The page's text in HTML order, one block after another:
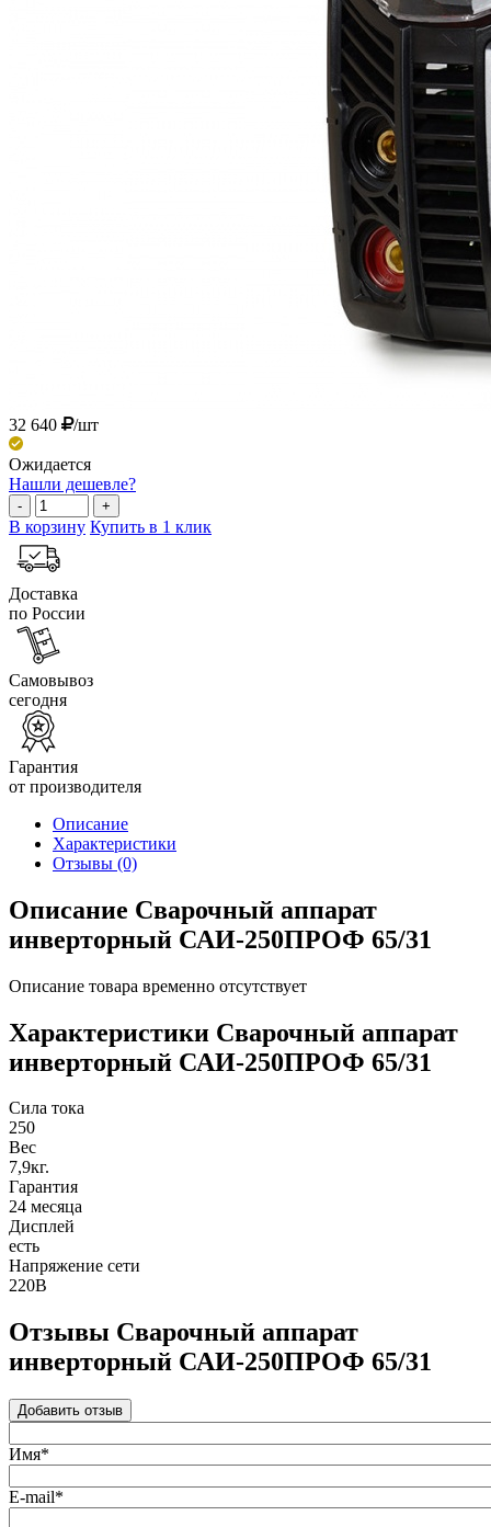
32 640 /шт
Ожидается
Нашли дешевле?
- +
В корзину Купить в 1 клик
Доставка
по России
Самовывоз
сегодня
Гарантия
от производителя
Описание
Характеристики
Отзывы (0)
Описание Сварочный аппарат
инверторный САИ-250ПРОФ 65/31
Описание товара временно отсутствует
Характеристики Сварочный аппарат
инверторный САИ-250ПРОФ 65/31
Сила тока
250
Вес
7,9кг.
Гарантия
24 месяца
Дисплей
есть
Напряжение сети
220В
Отзывы Сварочный аппарат
инверторный САИ-250ПРОФ 65/31
Добавить отзыв
Имя*
E-mail*